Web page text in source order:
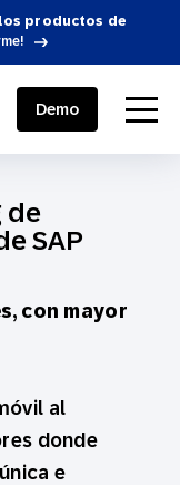
productos de
menu
Demo
de
SAP
con mayor
al
donde
e